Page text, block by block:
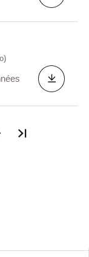
Page suivante